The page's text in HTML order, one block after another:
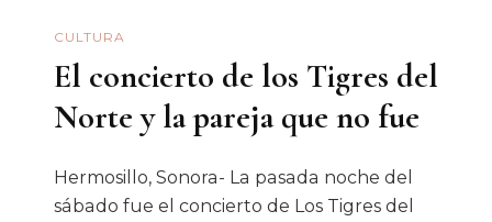
CULTURA
El concierto de los Tigres del
Norte y la pareja que no fue
Hermosillo, Sonora- La pasada noche del
sábado fue el concierto de Los Tigres del